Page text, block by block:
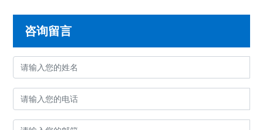
咨询留言